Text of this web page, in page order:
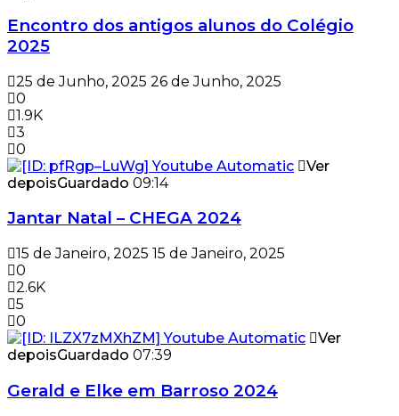
Encontro dos antigos alunos do Colégio
2025
25 de Junho, 2025 26 de Junho, 2025
0
1.9K
3
0
Ver
depoisGuardado 09:14
Jantar Natal – CHEGA 2024
15 de Janeiro, 2025 15 de Janeiro, 2025
0
2.6K
5
0
Ver
depoisGuardado 07:39
Gerald e Elke em Barroso 2024